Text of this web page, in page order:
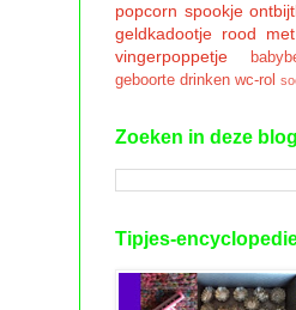
popcorn spookje
geldkadootje rood
vingerpoppetje
geboorte drinken wc-rol
Zoeken in deze blog
Tipjes-